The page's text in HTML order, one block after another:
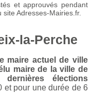
et approuvés pendant
Adresses-Mairies.fr.
la-Perche
maire actuel de ville
maire de la ville de
dernières élections
et pour une durée de 6